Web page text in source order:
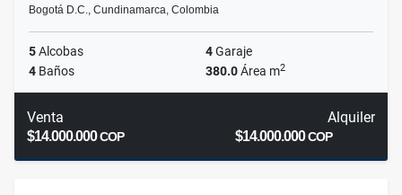
Bogotá D.C., Cundinamarca, Colombia
5Alcobas 4Garaje
4 Baños 380.0Área m2
Venta
$14.000.000COP
Alquiler
$14.000.000COP